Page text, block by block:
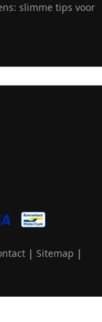
slimme tips voor
| Sitemap |